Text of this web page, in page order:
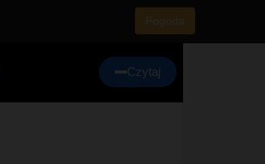
Pogoda
Czytaj